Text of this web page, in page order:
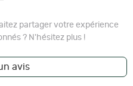
partager votre expérience
? N'hésitez plus !
avis